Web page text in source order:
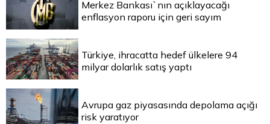
Merkez Bankası`nın açıklayacağı
enflasyon raporu için geri sayım
Türkiye, ihracatta hedef ülkelere 94
milyar dolarlık satış yaptı
Avrupa gaz piyasasında depolama açığı
risk yaratıyor